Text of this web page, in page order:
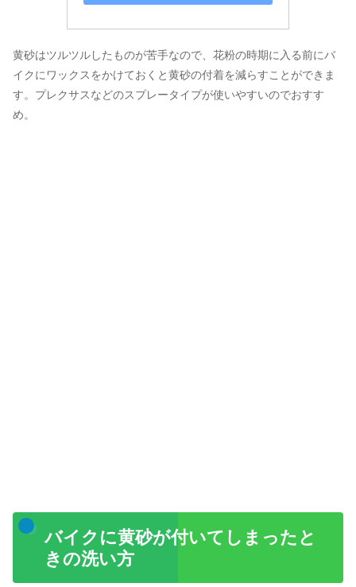
黄砂はツルツルしたものが苦手なので、花粉の時期に入る前にバ
イクにワックスをかけておくと黄砂の付着を減らすことができま
す。プレクサスなどのスプレータイプが使いやすいのでおすす
め。
バイクに黄砂が付いてしまったと
きの洗い方